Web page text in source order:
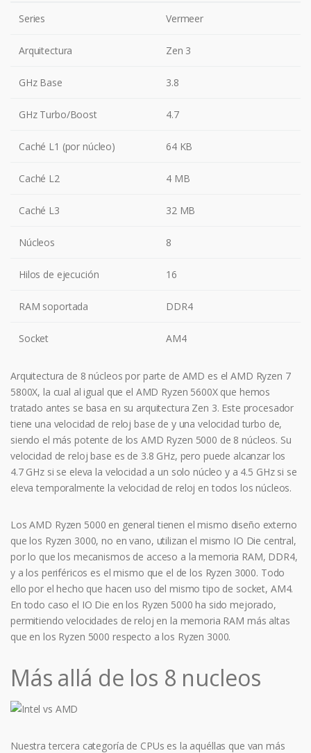
Series Vermeer
Arquitectura Zen 3
GHz Base 3.8
GHz Turbo/Boost 4.7
Caché L1 (por núcleo) 64 KB
Caché L2 4 MB
Caché L3 32 MB
Núcleos 8
Hilos de ejecución 16
RAM soportada DDR4
Socket AM4
Arquitectura de 8 núcleos por parte de AMD es el AMD Ryzen 7
5800X, la cual al igual que el AMD Ryzen 5600X que hemos
tratado antes se basa en su arquitectura Zen 3. Este procesador
tiene una velocidad de reloj base de y una velocidad turbo de,
siendo el más potente de los AMD Ryzen 5000 de 8 núcleos. Su
velocidad de reloj base es de 3.8 GHz, pero puede alcanzar los
4.7 GHz si se eleva la velocidad a un solo núcleo y a 4.5 GHz si se
eleva temporalmente la velocidad de reloj en todos los núcleos.
Los AMD Ryzen 5000 en general tienen el mismo diseño externo
que los Ryzen 3000, no en vano, utilizan el mismo IO Die central,
por lo que los mecanismos de acceso a la memoria RAM, DDR4,
y a los periféricos es el mismo que el de los Ryzen 3000. Todo
ello por el hecho que hacen uso del mismo tipo de socket, AM4.
En todo caso el IO Die en los Ryzen 5000 ha sido mejorado,
permitiendo velocidades de reloj en la memoria RAM más altas
que en los Ryzen 5000 respecto a los Ryzen 3000.
Más allá de los 8 nucleos
Nuestra tercera categoría de CPUs es la aquéllas que van más